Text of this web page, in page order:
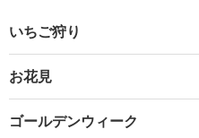
いちご狩り
お花見
ゴールデンウィーク